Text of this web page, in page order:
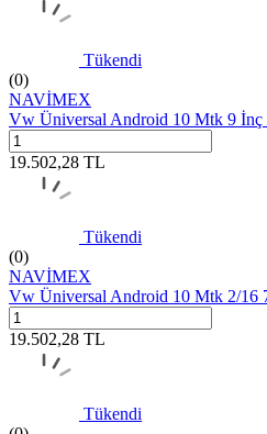
Tükendi
(0)
NAVİMEX
Vw Üniversal Android 10 Mtk 9
19.502,28 TL
Tükendi
(0)
NAVİMEX
Vw Üniversal Android 10 Mtk 2/16
19.502,28 TL
Tükendi